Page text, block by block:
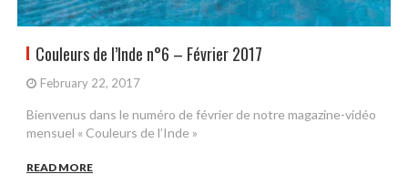
Couleurs de l’Inde n°6 – Février 2017
February 22, 2017
Bienvenus dans le numéro de février de notre magazine-vidéo
mensuel « Couleurs de l’Inde »
READ MORE